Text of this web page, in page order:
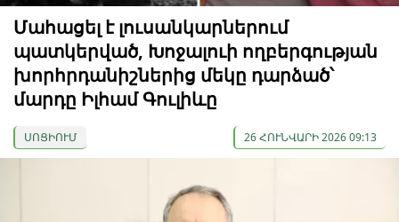
Մահացել է լուսանկարներում
պատկերված, Խոջալուի ողբերգության
խորհրդանիշներից մեկը դարձած՝
մարդը Իլհամ Գուլիևը
ՍՈՑԻՈՒՄ 26 ՀՈՒՆՎԱՐԻ 2026 09:13